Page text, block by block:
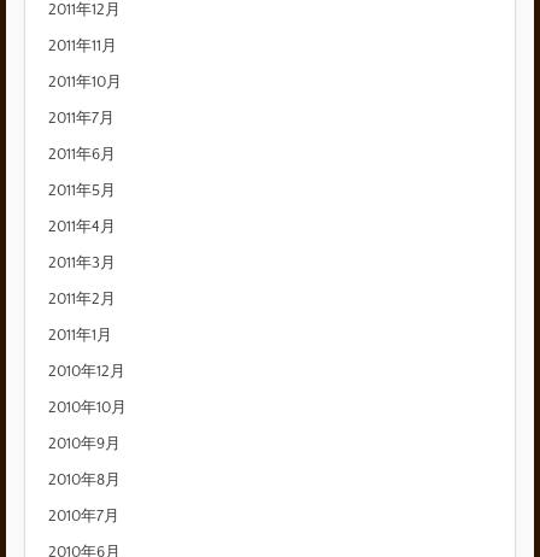
2011年12月
2011年11月
2011年10月
2011年7月
2011年6月
2011年5月
2011年4月
2011年3月
2011年2月
2011年1月
2010年12月
2010年10月
2010年9月
2010年8月
2010年7月
2010年6月